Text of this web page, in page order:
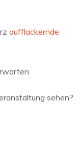
aufflackernde
sehen?